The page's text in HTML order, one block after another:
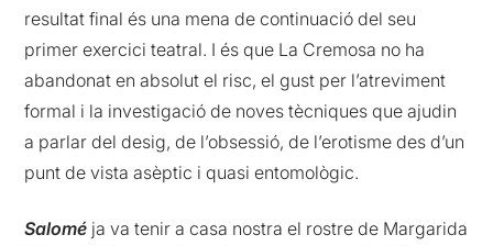
resultat final és una mena de continuació del seu
primer exercici teatral. I és que La Cremosa no ha
abandonat en absolut el risc, el gust per l’atreviment
formal i la investigació de noves tècniques que ajudin
a parlar del desig, de l’obsessió, de l’erotisme des d’un
punt de vista asèptic i quasi entomològic.
Salomé ja va tenir a casa nostra el rostre de Margarida